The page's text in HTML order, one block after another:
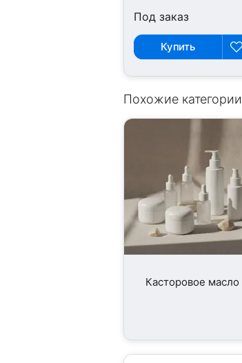
Под заказ
Купить
Похожие категории
Касторовое масло